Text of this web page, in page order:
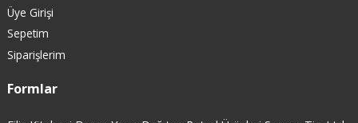
Üye Girişi
Sepetim
Siparişlerim
Formlar